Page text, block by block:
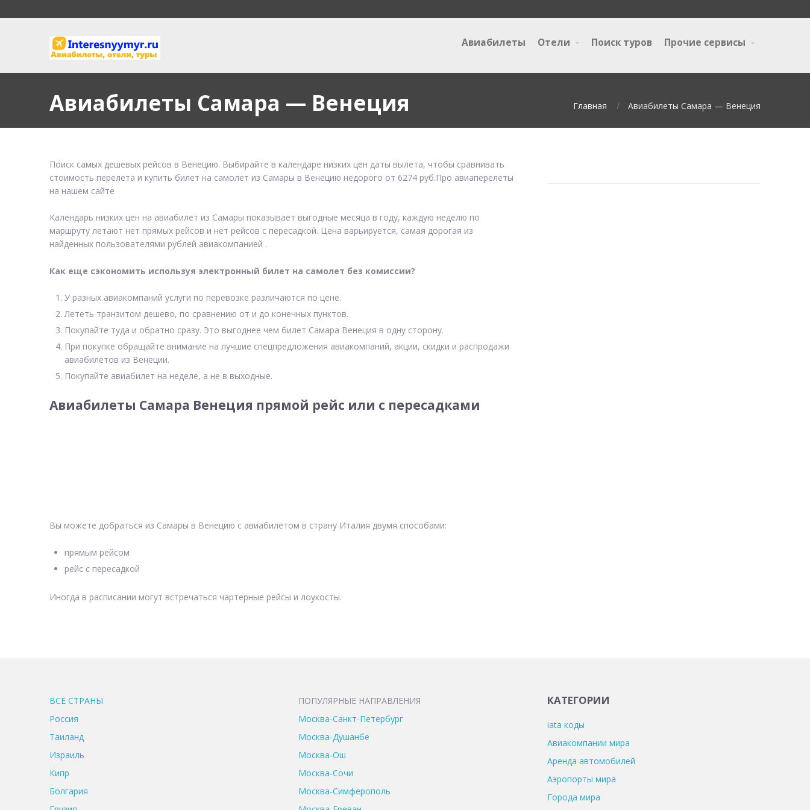
Авиабилеты Отели Поиск туров Прочие сервисы
Авиабилеты Самара — Венеция Главная Авиабилеты Самара — Венеция
Поиск самых дешевых рейсов в Венецию. Выбирайте в календаре низких цен даты вылета, чтобы сравнивать
стоимость перелета и купить билет на самолет из Самары в Венецию недорого от 6274 руб.Про авиаперелеты
на нашем сайте
Календарь низких цен на авиабилет из Самары показывает выгодные месяца в году, каждую неделю по
маршруту летают нет прямых рейсов и нет рейсов с пересадкой. Цена варьируется, самая дорогая из
найденных пользователями рублей авиакомпанией .
Как еще сэкономить используя электронный билет на самолет без комиссии?
У разных авиакомпаний услуги по перевозке различаются по цене.
Лететь транзитом дешево, по сравнению от и до конечных пунктов.
Покупайте туда и обратно сразу. Это выгоднее чем билет Самара Венеция в одну сторону.
При покупке обращайте внимание на лучшие спецпредложения авиакомпаний, акции, скидки и распродажи
авиабилетов из Венеции.
Покупайте авиабилет на неделе, а не в выходные.
Авиабилеты Самара Венеция прямой рейс или с пересадками
Вы можете добраться из Самары в Венецию с авиабилетом в страну Италия двумя способами:
прямым рейсом
рейс с пересадкой
Иногда в расписании могут встречаться чартерные рейсы и лоукосты.
ВСЕ CТРАНЫ
Россия
Таиланд
Израиль
Кипр
Болгария
ПОПУЛЯРНЫЕ НАПРАВЛЕНИЯ
Москва-Санкт-Петербург
Москва-Душанбе
Москва-Ош
Москва-Сочи
Москва-Симферополь
КАТЕГОРИИ
iata коды
Авиакомпании мира
Аренда автомобилей
Аэропорты мира
Города мира